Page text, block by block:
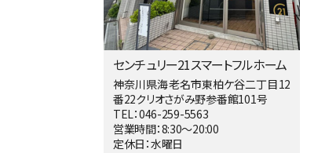
橋本駅
バ19分 歩8分
開放感があり日当たり良好な南西・北西角
地区画。 …
第6位
3,990万円
センチュリー21スマートフルホーム
神奈川県海老名市東柏ケ谷二丁目12
番22クリオさがみ野参番館101号
TEL：046-259-5563
営業時間：8:30～20:00
定休日：水曜日